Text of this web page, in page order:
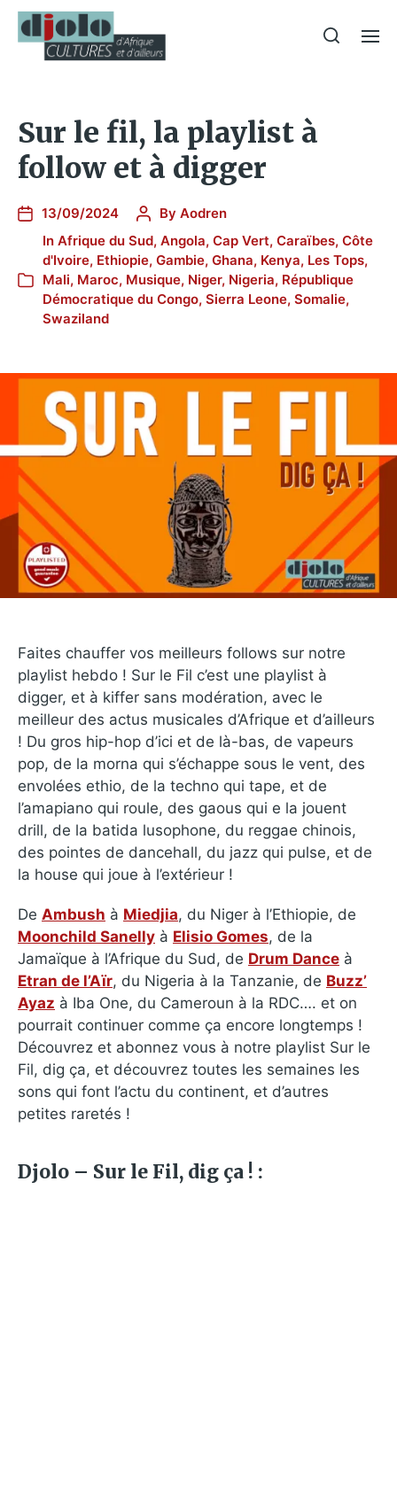
Sur le fil, la playlist à
follow et à digger
13/09/2024 By Aodren
In Afrique du Sud, Angola, Cap Vert, Caraïbes, Côte
d'Ivoire, Ethiopie, Gambie, Ghana, Kenya, Les Tops,
Mali, Maroc, Musique, Niger, Nigeria, République
Démocratique du Congo, Sierra Leone, Somalie,
Swaziland
Faites chauffer vos meilleurs follows sur notre
playlist hebdo ! Sur le Fil c’est une playlist à
digger, et à kiffer sans modération, avec le
meilleur des actus musicales d’Afrique et d’ailleurs
! Du gros hip-hop d’ici et de là-bas, de vapeurs
pop, de la morna qui s’échappe sous le vent, des
envolées ethio, de la techno qui tape, et de
l’amapiano qui roule, des gaous qui e la jouent
drill, de la batida lusophone, du reggae chinois,
des pointes de dancehall, du jazz qui pulse, et de
la house qui joue à l’extérieur !
De Ambush à Miedjia, du Niger à l’Ethiopie, de
Moonchild Sanelly à Elisio Gomes, de la
Jamaïque à l’Afrique du Sud, de Drum Dance à
Etran de l’Aïr, du Nigeria à la Tanzanie, de Buzz’
Ayaz à Iba One, du Cameroun à la RDC…. et on
pourrait continuer comme ça encore longtemps !
Découvrez et abonnez vous à notre playlist Sur le
Fil, dig ça, et découvrez toutes les semaines les
sons qui font l’actu du continent, et d’autres
petites raretés !
Djolo – Sur le Fil, dig ça ! :